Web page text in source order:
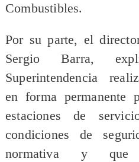
Combustibles.
Por su parte, el
Sergio Barra,
Superintendencia
en forma permanente
estaciones de
condiciones de
normativa y que